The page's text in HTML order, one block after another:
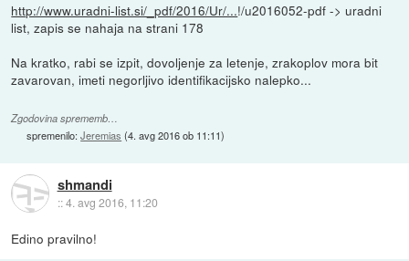
http://www.uradni-list.si/_pdf/2016/Ur/...!/u2016052-pdf -> uradni
list, zapis se nahaja na strani 178
Na kratko, rabi se izpit, dovoljenje za letenje, zrakoplov mora bit
zavarovan, imeti negorljivo identifikacijsko nalepko...
Zgodovina sprememb…
spremenilo:Jeremias (4. avg 2016 ob 11:11)
shmandi
::4. avg 2016, 11:20
Edino pravilno!